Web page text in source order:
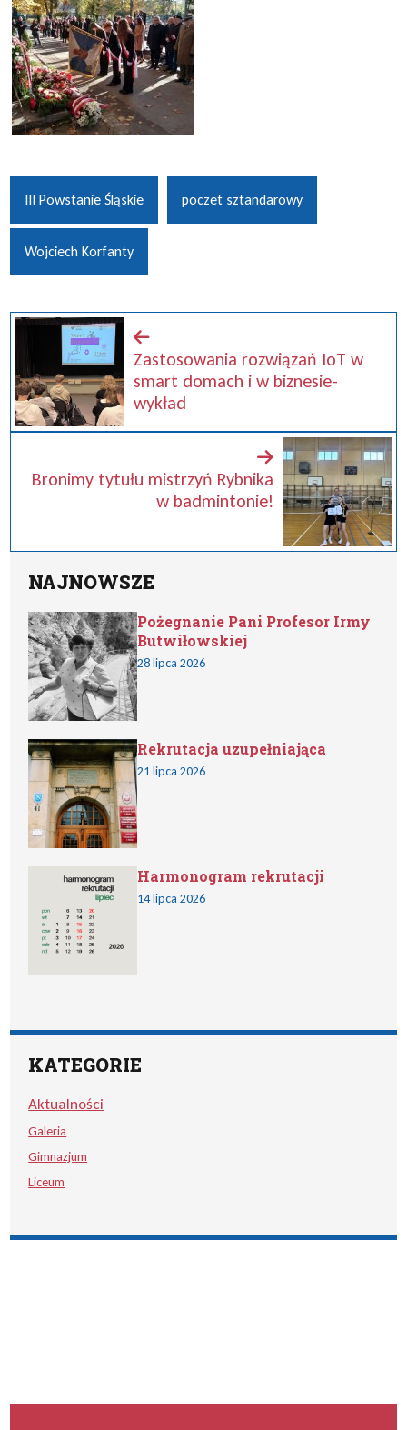
III Powstanie Śląskie poczet sztandarowy
Wojciech Korfanty
Zastosowania rozwiązań IoT w
smart domach i w biznesie-
wykład
Bronimy tytułu mistrzyń Rybnika
w badmintonie!
NAJNOWSZE
Pożegnanie Pani Profesor Irmy
Butwiłowskiej
28 lipca 2026
Rekrutacja uzupełniająca
21 lipca 2026
Harmonogram rekrutacji
14 lipca 2026
KATEGORIE
Aktualności
Galeria
Gimnazjum
Liceum